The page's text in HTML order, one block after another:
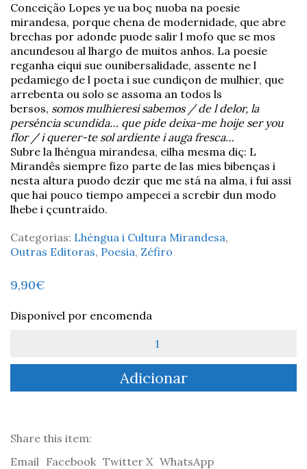
Conceição Lopes ye ua boç nuoba na poesie
mirandesa, porque chena de modernidade, que abre
brechas por adonde puode salir l mofo que se mos
ancundesou al lhargo de muitos anhos. La poesie
reganha eiqui sue ounibersalidade, assente ne l
pedamiego de l poeta i sue cundiçon de mulhier, que
arrebenta ou solo se assoma an todos ls
bersos, somos mulhieresi sabemos / de l delor, la
perséncia scundida… que pide deixa-me hoije ser you
flor / i querer-te sol ardiente i auga fresca…
Subre la lhéngua mirandesa, eilha mesma diç: L
Mirandês siempre fizo parte de las mies bibenças i
nesta altura puodo dezir que me stá na alma, i fui assi
que hai pouco tiempo ampecei a screbir dun modo
lhebe i çcuntraído.
Categorias: Lhéngua i Cultura Mirandesa,
Outras Editoras, Poesia, Zéfiro
9,90€
Disponível por encomenda
Tiempo
Las
São
Adicionar
Share this item:
Email Facebook Twitter X WhatsApp